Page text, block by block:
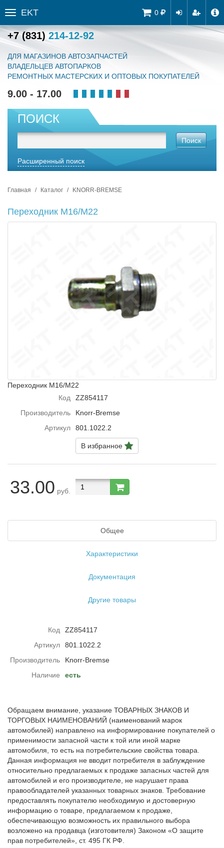
0
Toggle
sidebar
EKT
+7 (831) 214-12-92
ДЛЯ МАГАЗИНОВ АВТОЗАПЧАСТЕЙ
ВЛАДЕЛЬЦЕВ АВТОПАРКОВ
РЕМОНТНЫХ МАСТЕРСКИХ И ОПТОВЫХ ПОКУПАТЕЛЕЙ
9.00 - 17.00
ПОИСК
Поиск
Расширенный поиск
Главная Каталог KNORR-BREMSE
Переходник М16/М22
Переходник М16/М22
Код
ZZ854117
Производитель
Knorr-Bremse
Артикул
801.1022.2
В избранное
33.00 руб.
Общее
Характеристики
Документация
Другие товары
Код
ZZ854117
Артикул
801.1022.2
Производитель
Knorr-Bremse
Наличие
есть
Обращаем внимание, указание ТОВАРНЫХ ЗНАКОВ И
ТОРГОВЫХ НАИМЕНОВАНИЙ (наименований марок
автомобилей) направлено на информирование покупателей о
применимости запасной части к той или иной марке
автомобиля, то есть на потребительские свойства товара.
Данная информация не вводит потребителя в заблуждение
относительно предлагаемых к продаже запасных частей для
автомобилей и его производителе, не нарушает права
правообладателей указанных товарных знаков. Требование
предоставлять покупателю необходимую и достоверную
информацию о товаре, предлагаемом к продаже,
обеспечивающую возможность их правильного выбора
возложено на продавца (изготовителя) Законом «О защите
прав потребителей», ст. 495 ГК РФ.